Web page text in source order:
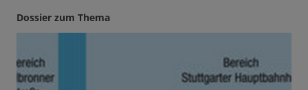
Dossier zum Thema